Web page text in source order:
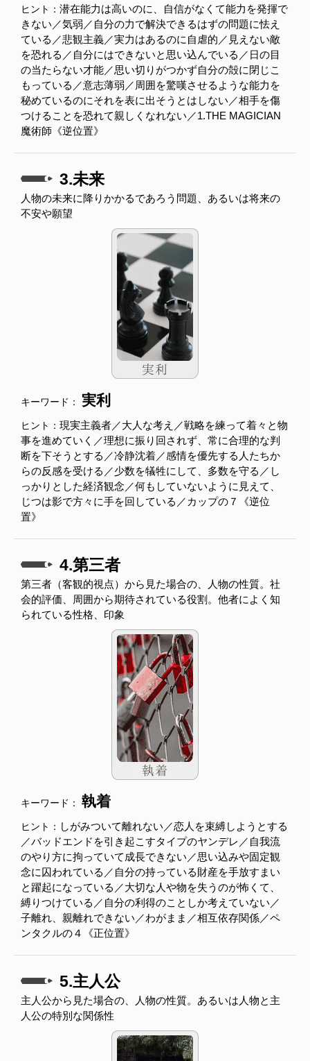
ヒント： 潜在能力は高いのに、自信がなくて能力を発揮で
きない／気弱／自分の力で解決できるはずの問題に怯え
ている／悲観主義／実力はあるのに自虐的／見えない敵
を恐れる／自分にはできないと思い込んでいる／日の目
の当たらない才能／思い切りがつかず自分の殻に閉じこ
もっている／意志薄弱／周囲を驚嘆させるような能力を
秘めているのにそれを表に出そうとはしない／相手を傷
つけることを恐れて親しくなれない／1.THE MAGICIAN
魔術師《逆位置》
3.未来
人物の未来に降りかかるであろう問題、あるいは将来の
不安や願望
キーワード： 実利
ヒント： 現実主義者／大人な考え／戦略を練って着々と物
事を進めていく／理想に振り回されず、常に合理的な判
断を下そうとする／冷静沈着／感情を優先する人たちか
らの反感を受ける／少数を犠牲にして、多数を守る／し
っかりとした経済観念／何もしていないように見えて、
じつは影で方々に手を回している／カップの７《逆位
置》
4.第三者
第三者（客観的視点）から見た場合の、人物の性質。社
会的評価、周囲から期待されている役割。他者によく知
られている性格、印象
キーワード： 執着
ヒント： しがみついて離れない／恋人を束縛しようとする
／バッドエンドを引き起こすタイプのヤンデレ／自我流
のやり方に拘っていて成長できない／思い込みや固定観
念に囚われている／自分の持っている財産を手放すまい
と躍起になっている／大切な人や物を失うのが怖くて、
縛りつけている／自分の利得のことしか考えていない／
子離れ、親離れできない／わがまま／相互依存関係／ペ
ンタクルの４《正位置》
5.主人公
主人公から見た場合の、人物の性質。あるいは人物と主
人公の特別な関係性